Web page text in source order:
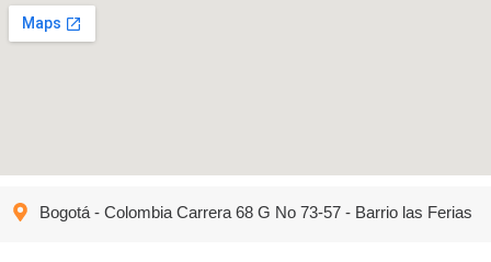
Bogotá - Colombia Carrera 68 G No 73-57 - Barrio las Ferias